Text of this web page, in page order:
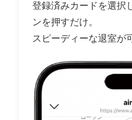
登録済みカードを選択
ンを押すだけ。
スピーディーな退室が